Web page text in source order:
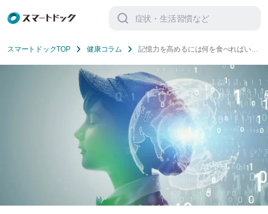
索
スマートドックTOP 健康コラム
記憶力を高めるには何を食べればい
も注意が必要！？